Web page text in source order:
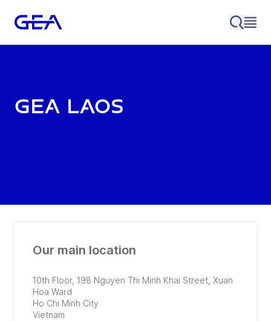
GEA Laos
Our main location
10th Floor, 198 Nguyen Thi Minh Khai Street, Xuan
Hoa Ward
Ho Chi Minh City
Vietnam